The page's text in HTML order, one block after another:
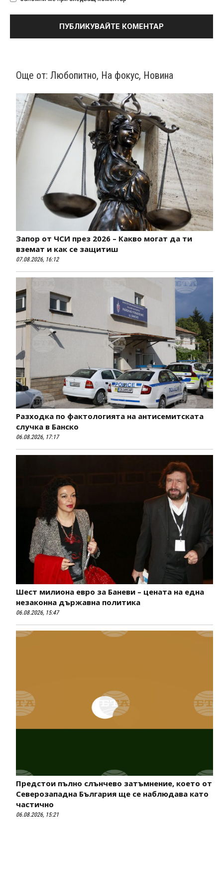
Още от: Любопитно, На фокус, Новина
Запор от ЧСИ през 2026 – Какво могат да ти
вземат и как се защитиш
07.08.2026, 16:12
Разходка по фактологията на антисемитската
случка в Банско
06.08.2026, 17:17
Шест милиона евро за Баневи – цената на една
незаконна държавна политика
06.08.2026, 15:47
Предстои пълно слънчево затъмнение, което от
Северозападна България ще се наблюдава като
частично
06.08.2026, 15:21